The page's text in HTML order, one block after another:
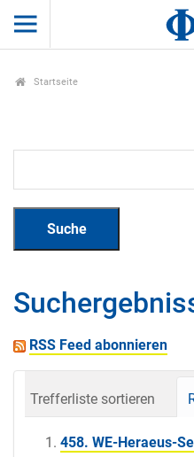
Startseite
RSS Feed abonnieren
Trefferliste sortieren
458. WE-Heraeus-